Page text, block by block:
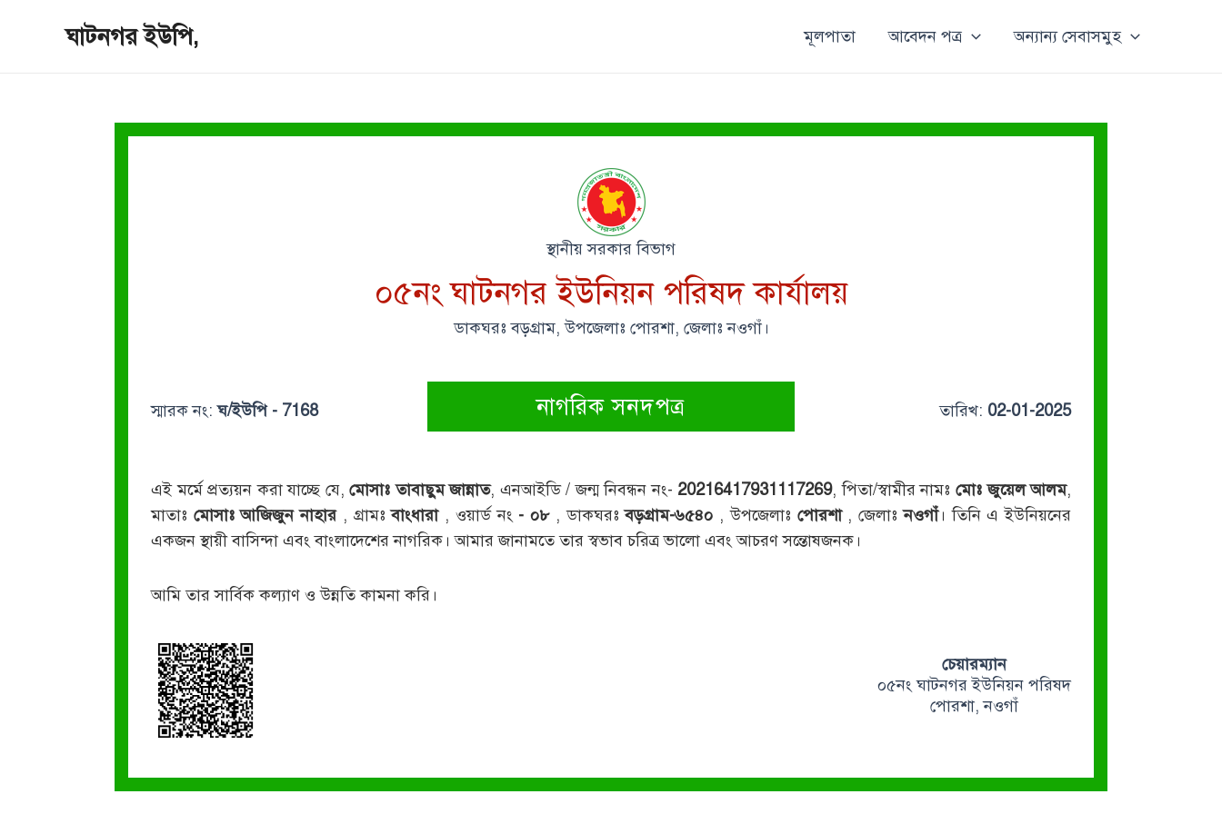
ঘাটনগর ইউপি, মূলপাতা আবেদন পত্র অন্যান্য সেবাসমুহ
স্থানীয় সরকার বিভাগ
০৫নং ঘাটনগর ইউনিয়ন পরিষদ কার্যালয়
ডাকঘরঃ বড়গ্রাম, উপজেলাঃ পোরশা, জেলাঃ নওগাঁ।
স্মারক নং:ঘ/ইউপি - 7168 নাগরিক সনদপত্র তারিখ: 02-01-2025
এই মর্মে প্রত্যয়ন করা যাচ্ছে যে,মোসাঃ তাবাছুম জান্নাত, এনআইডি / জন্ম নিবন্ধন নং- 20216417931117269, পিতা/স্বামীর নামঃ মোঃ জুয়েল আলম,
মাতাঃ মোসাঃ আজিজুন নাহার , গ্রামঃবাংধারা , ওয়ার্ড নং - ০৮ , ডাকঘরঃবড়গ্রাম-৬৫৪০ , উপজেলাঃ পোরশা , জেলাঃনওগাঁ। তিনি এ ইউনিয়নের
একজন স্থায়ী বাসিন্দা এবং বাংলাদেশের নাগরিক। আমার জানামতে তার স্বভাব চরিত্র ভালো এবং আচরণ সন্তোষজনক।
আমি তার সার্বিক কল্যাণ ও উন্নতি কামনা করি।
চেয়ারম্যান
০৫নং ঘাটনগর ইউনিয়ন পরিষদ
পোরশা, নওগাঁ